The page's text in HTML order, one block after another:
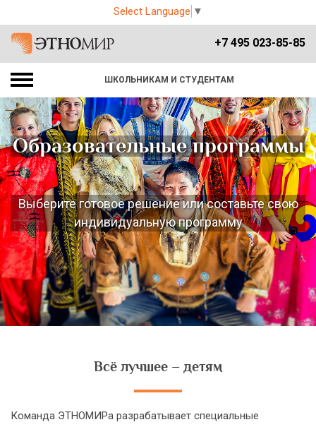
Select Language ▼
+7 495 023-85-85
ШКОЛЬНИКАМ И СТУДЕНТАМ
Образовательные программы
Выберите готовое решение или составьте свою
индивидуальную программу
Всё лучшее – детям
Команда ЭТНОМИРа разрабатывает специальные